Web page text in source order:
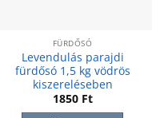
FÜRDŐSÓ
Levendulás parajdi
fürdősó 1,5 kg vödrös
kiszereléseben
1850 Ft